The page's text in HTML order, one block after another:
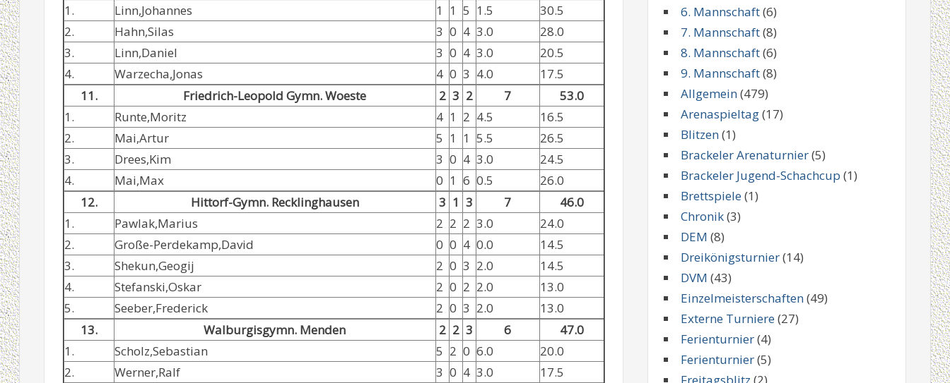
1.
Linn,Johannes 1 1 5 1.5
30.5
2.
Hahn,Silas 3 0 4 3.0
28.0
3.
Linn,Daniel 3 0 4 3.0
20.5
4.
Warzecha,Jonas 4 0 3 4.0
17.5
11.
Friedrich-Leopold Gymn. Woeste 2 3 2 7
53.0
1.
Runte,Moritz 4 1 2 4.5
16.5
2.
Mai,Artur 5 1 1 5.5
26.5
3.
Drees,Kim 3 0 4 3.0
24.5
4.
Mai,Max 0 1 6 0.5
26.0
12.
Hittorf-Gymn. Recklinghausen 3 1 3 7
46.0
1.
Pawlak,Marius 2 2 2 3.0
24.0
2.
Große-Perdekamp,David 0 0 4 0.0
14.5
3.
Shekun,Geogij 2 0 3 2.0
14.5
4.
Stefanski,Oskar 2 0 2 2.0
13.0
5.
Seeber,Frederick 2 0 3 2.0
13.0
13.
Walburgisgymn. Menden 2 2 3 6
47.0
1.
Scholz,Sebastian 5 2 0 6.0
20.0
2.
Werner,Ralf 3 0 4 3.0 17.5
6. Mannschaft(6)
7. Mannschaft(8)
8. Mannschaft(6)
9. Mannschaft(8)
Allgemein(479)
Arenaspieltag(17)
Blitzen(1)
Brackeler Arenaturnier(5)
Brackeler Jugend-Schachcup (1)
Brettspiele(1)
Chronik(3)
DEM (8)
Dreikönigsturnier(14)
DVM (43)
Einzelmeisterschaften(49)
Externe Turniere(27)
Ferienturnier(4)
Ferienturnier(5)
Freitagsblitz (2)